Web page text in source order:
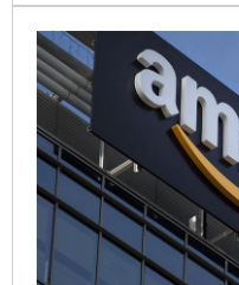
美元計算，這筆交易價
幣）。